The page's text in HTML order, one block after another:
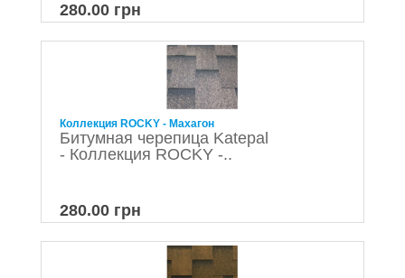
280.00 грн
Коллекция ROCKY - Махагон
Битумная черепица Katepal
- Коллекция ROCKY -..
280.00 грн